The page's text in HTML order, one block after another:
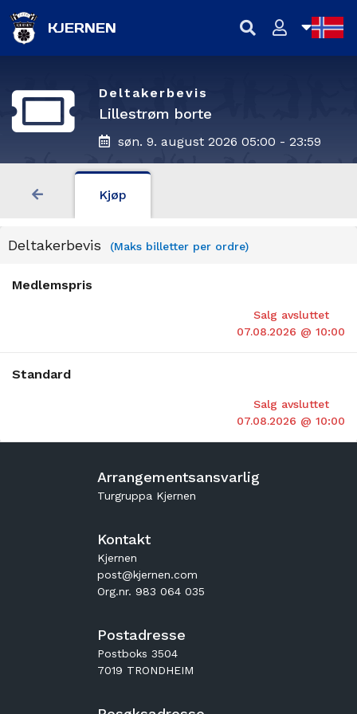
KJERNEN
EN
Deltakerbevis
Lillestrøm borte
søn. 9. august 2026 05:00 - 23:59
Kjøp
Deltakerbevis (Maks billetter per ordre)
Medlemspris
Salg avsluttet
07.08.2026 @ 10:00
Standard
Salg avsluttet
07.08.2026 @ 10:00
Arrangementsansvarlig
Turgruppa Kjernen
Kontakt
Kjernen
post@kjernen.com
Org.nr. 983 064 035
Postadresse
Postboks 3504
7019 TRONDHEIM